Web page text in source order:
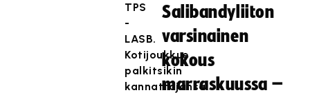
TPS
-
LASB.
Kotijoukkue
palkitsikin
kannattajansa
Salibandyliiton
varsinainen
kokous
marraskuussa –